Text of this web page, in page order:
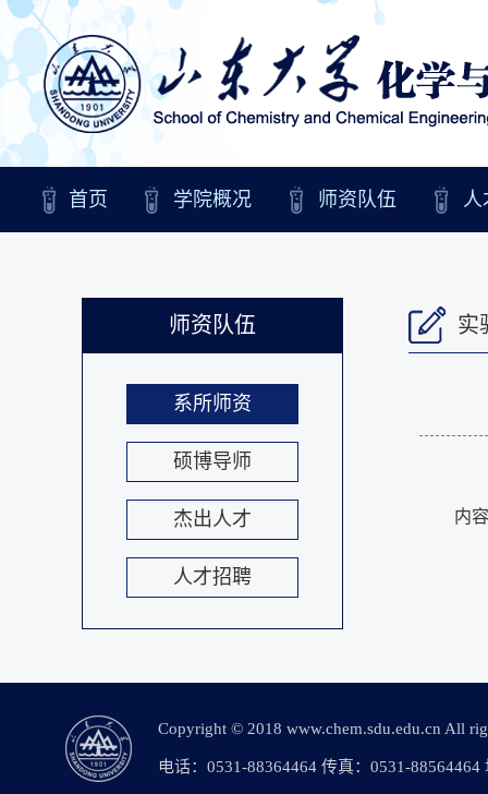
首页 学院概况 师资队伍 人
师资队伍
系所师资
硕博导师
杰出人才
人才招聘
实
内
Copyright © 2018 www.chem.sdu.edu.cn All
电话：0531-88364464 传真：0531-